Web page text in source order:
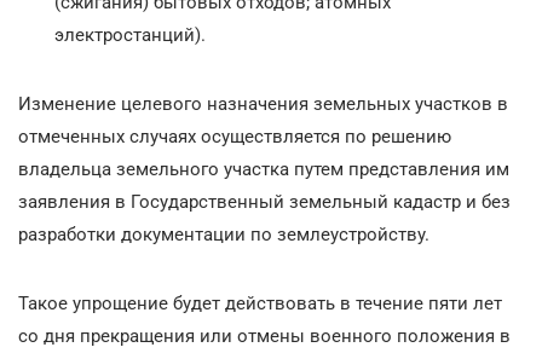
электростанций).
Изменение целевого назначения земельных участков в
отмеченных случаях осуществляется по решению
владельца земельного участка путем представления им
заявления в Государственный земельный кадастр и без
разработки документации по землеустройству.
Такое упрощение будет действовать в течение пяти лет
со дня прекращения или отмены военного положения в